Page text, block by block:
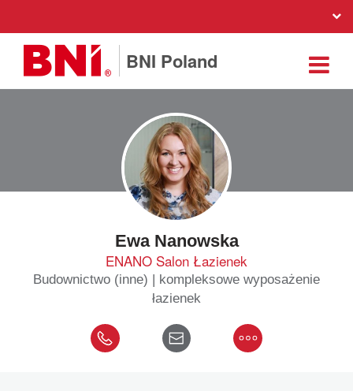
BNI Poland
Ewa Nanowska
ENANO Salon Łazienek
Budownictwo (inne) | kompleksowe wyposażenie
łazienek